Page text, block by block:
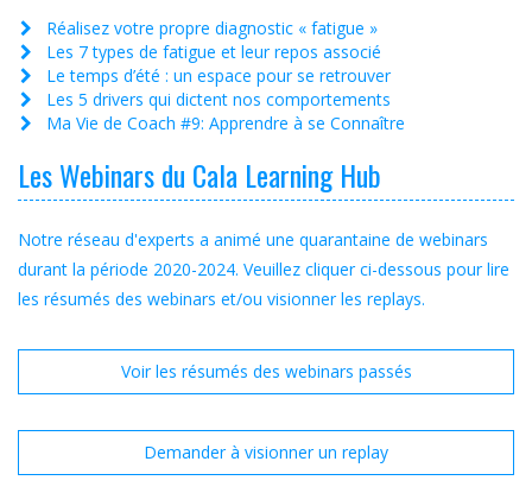
Réalisez votre propre diagnostic « fatigue »
Les 7 types de fatigue et leur repos associé
Le temps d’été : un espace pour se retrouver
Les 5 drivers qui dictent nos comportements
Ma Vie de Coach #9: Apprendre à se Connaître
Les Webinars du Cala Learning Hub
Notre réseau d'experts a animé une quarantaine de webinars
durant la période 2020-2024. Veuillez cliquer ci-dessous pour lire
les résumés des webinars et/ou visionner les replays.
Voir les résumés des webinars passés
Demander à visionner un replay